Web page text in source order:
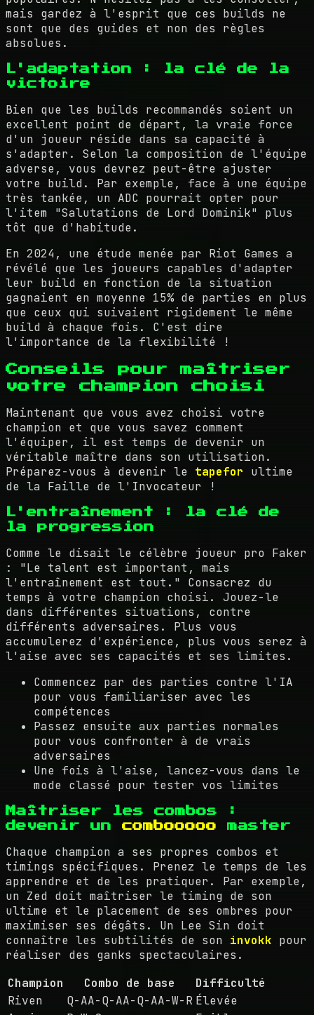
mais gardez à l'esprit que ces builds ne
sont que des guides et non des règles
absolues.
L'adaptation : la clé de la
victoire
Bien que les builds recommandés soient un
excellent point de départ, la vraie force
d'un joueur réside dans sa capacité à
s'adapter. Selon la composition de l'équipe
adverse, vous devrez peut-être ajuster
votre build. Par exemple, face à une équipe
très tankée, un ADC pourrait opter pour
l'item "Salutations de Lord Dominik" plus
tôt que d'habitude.
En 2024, une étude menée par Riot Games a
révélé que les joueurs capables d'adapter
leur build en fonction de la situation
gagnaient en moyenne 15% de parties en plus
que ceux qui suivaient rigidement le même
build à chaque fois. C'est dire
l'importance de la flexibilité !
Conseils pour maîtriser
votre champion choisi
Maintenant que vous avez choisi votre
champion et que vous savez comment
l'équiper, il est temps de devenir un
véritable maître dans son utilisation.
Préparez-vous à devenir le tapefor ultime
de la Faille de l'Invocateur !
L'entraînement : la clé de
la progression
Comme le disait le célèbre joueur pro Faker
: "Le talent est important, mais
l'entraînement est tout." Consacrez du
temps à votre champion choisi. Jouez-le
dans différentes situations, contre
différents adversaires. Plus vous
accumulerez d'expérience, plus vous serez à
l'aise avec ses capacités et ses limites.
Commencez par des parties contre l'IA
pour vous familiariser avec les
compétences
Passez ensuite aux parties normales
pour vous confronter à de vrais
adversaires
Une fois à l'aise, lancez-vous dans le
mode classé pour tester vos limites
Maîtriser les combos :
devenir un combooooo master
Chaque champion a ses propres combos et
timings spécifiques. Prenez le temps de les
apprendre et de les pratiquer. Par exemple,
un Zed doit maîtriser le timing de son
ultime et le placement de ses ombres pour
maximiser ses dégâts. Un Lee Sin doit
connaître les subtilités de son invokk pour
réaliser des ganks spectaculaires.
Champion
Combo de base
Difficulté
Riven
Q-AA-Q-AA-Q-AA-W-R Élevée